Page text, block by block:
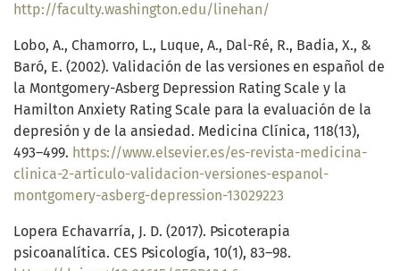
http://faculty.washington.edu/linehan/
Lobo, A., Chamorro, L., Luque, A., Dal-Ré, R., Badia, X., &
Baró, E. (2002). Validación de las versiones en español de
la Montgomery-Asberg Depression Rating Scale y la
Hamilton Anxiety Rating Scale para la evaluación de la
depresión y de la ansiedad. Medicina Clínica, 118(13),
493–499. https://www.elsevier.es/es-revista-medicina-
clinica-2-articulo-validacion-versiones-espanol-
montgomery-asberg-depression-13029223
Lopera Echavarría, J. D. (2017). Psicoterapia
psicoanalítica. CES Psicología, 10(1), 83–98.